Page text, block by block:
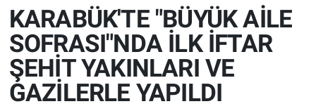
KARABÜK'TE "BÜYÜK AİLE
SOFRASI"NDA İLK İFTAR
ŞEHİT YAKINLARI VE
GAZİLERLE YAPILDI